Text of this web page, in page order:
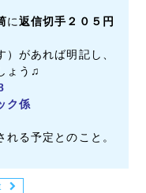
に返信切手２０５円
）があれば明記し、
ょう♫
ク係
る予定とのこと。